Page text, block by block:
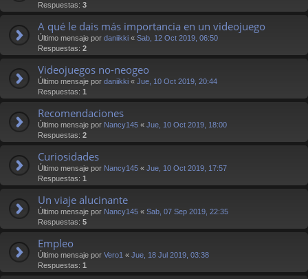
Respuestas: 3
A qué le dais más importancia en un videojuego
Último mensaje por daniikki « Sab, 12 Oct 2019, 06:50
Respuestas: 2
Videojuegos no-neogeo
Último mensaje por daniikki « Jue, 10 Oct 2019, 20:44
Respuestas: 1
Recomendaciones
Último mensaje por Nancy145 « Jue, 10 Oct 2019, 18:00
Respuestas: 2
Curiosidades
Último mensaje por Nancy145 « Jue, 10 Oct 2019, 17:57
Respuestas: 1
Un viaje alucinante
Último mensaje por Nancy145 « Sab, 07 Sep 2019, 22:35
Respuestas: 5
Empleo
Último mensaje por Vero1 « Jue, 18 Jul 2019, 03:38
Respuestas: 1